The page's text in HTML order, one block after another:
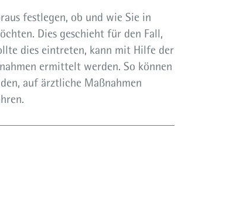
festlegen, ob und wie Sie in
Dies geschieht für den Fall,
dies eintreten, kann mit Hilfe der
ermittelt werden. So können
auf ärztliche Maßnahmen